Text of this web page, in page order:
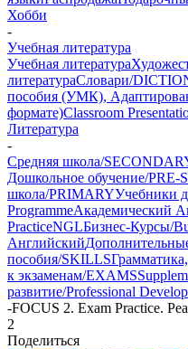
Хобби
-
Учебная литература
Учебная литература
литератураСловари/
пособия (УМК),
формате)Classroom
Литература
-
Средняя школа/
Дошкольное обучение/PRE-
школа/PRIMARYУчебники
ProgrammeАкадемический
PracticeNGLБизнес-Курсы/
Английский
пособия/SKILLS
к экзаменам/EXAMS
развитие/Professional
-FOCUS 2. Exam Practice.
2
Поделиться